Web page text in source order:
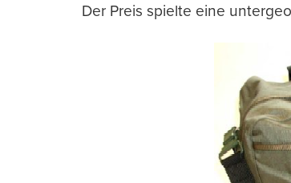
Der Preis spielte eine